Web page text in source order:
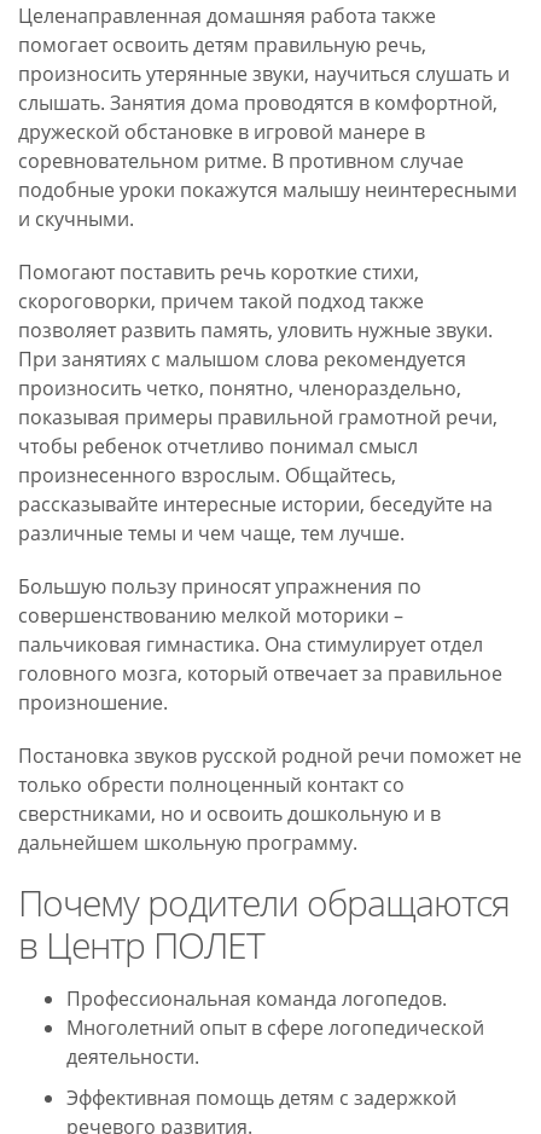
Целенаправленная домашняя работа также
помогает освоить детям правильную речь,
произносить утерянные звуки, научиться слушать и
слышать. Занятия дома проводятся в комфортной,
дружеской обстановке в игровой манере в
соревновательном ритме. В противном случае
подобные уроки покажутся малышу неинтересными
и скучными.
Помогают поставить речь короткие стихи,
скороговорки, причем такой подход также
позволяет развить память, уловить нужные звуки.
При занятиях с малышом слова рекомендуется
произносить четко, понятно, членораздельно,
показывая примеры правильной грамотной речи,
чтобы ребенок отчетливо понимал смысл
произнесенного взрослым. Общайтесь,
рассказывайте интересные истории, беседуйте на
различные темы и чем чаще, тем лучше.
Большую пользу приносят упражнения по
совершенствованию мелкой моторики –
пальчиковая гимнастика. Она стимулирует отдел
головного мозга, который отвечает за правильное
произношение.
Постановка звуков русской родной речи поможет не
только обрести полноценный контакт со
сверстниками, но и освоить дошкольную и в
дальнейшем школьную программу.
Почему родители обращаются
в Центр ПОЛЕТ
Профессиональная команда логопедов.
Многолетний опыт в сфере логопедической
деятельности.
Эффективная помощь детям с задержкой
речевого развития.